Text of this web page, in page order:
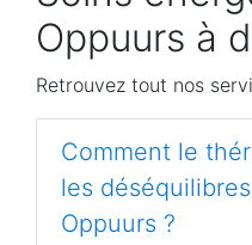
Oppuurs à
Retrouvez tout nos
Comment le
les
Oppuurs ?